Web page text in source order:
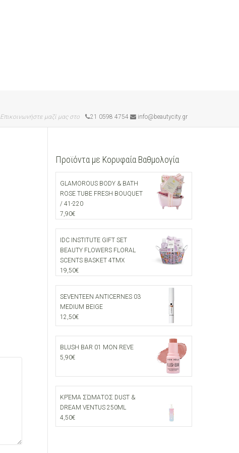
Επικοινωνήστε μαζί μας στο 21 0598 4754 info@beautycity.gr
Προϊόντα με Κορυφαία Βαθμολογία
GLAMOROUS BODY & BATH
ROSE TUBE FRESH BOUQUET
/ 41-220
7,90€
IDC INSTITUTE GIFT SET
BEAUTY FLOWERS FLORAL
SCENTS BASKET 4ΤΜΧ
19,50€
SEVENTEEN ANTICERNES 03
MEDIUM BEIGE
12,50€
BLUSH BAR 01 MON REVE
5,90€
ΚΡΈΜΑ ΣΏΜΑΤΟΣ DUST &
DREAM VENTUS 250ML
4,50€